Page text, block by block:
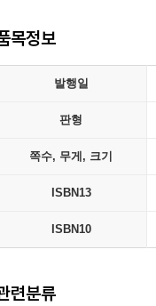
목정보
발행일
판형
쪽수, 무게, 크기
ISBN13
ISBN10
련분류